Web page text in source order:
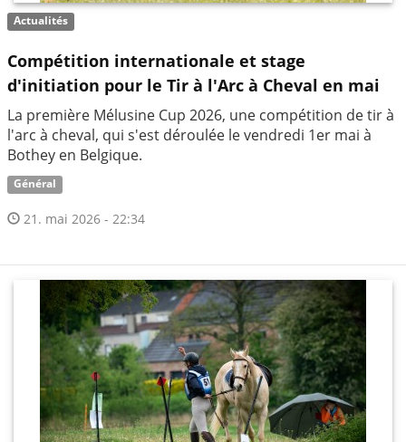
Actualités
Compétition internationale et stage
d'initiation pour le Tir à l'Arc à Cheval en mai
La première Mélusine Cup 2026, une compétition de tir à
l'arc à cheval, qui s'est déroulée le vendredi 1er mai à
Bothey en Belgique.
Général
21. mai 2026 - 22:34